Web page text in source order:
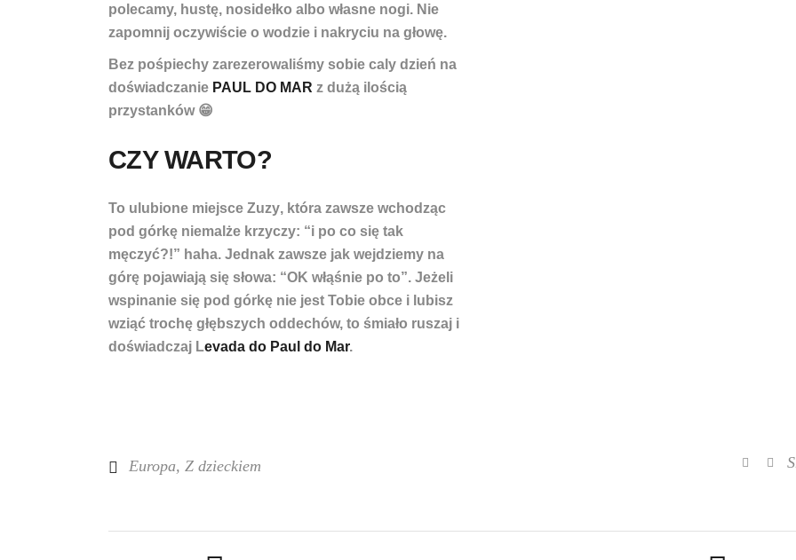
polecamy, hustę, nosidełko albo własne nogi. Nie
zapomnij oczywiście o wodzie i nakryciu na głowę.
Bez pośpiechy zarezerowaliśmy sobie caly dzień na
doświadczanie PAUL DO MAR z dużą ilością
przystanków 😁
CZY WARTO?
To ulubione miejsce Zuzy, która zawsze wchodząc
pod górkę niemalże krzyczy: “i po co się tak
męczyć?!” haha. Jednak zawsze jak wejdziemy na
górę pojawiają się słowa: “OK włąśnie po to”. Jeżeli
wspinanie się pod górkę nie jest Tobie obce i lubisz
wziąć trochę głębszych oddechów, to śmiało ruszaj i
doświadczaj Levada do Paul do Mar.
Europa, Z dzieckiem